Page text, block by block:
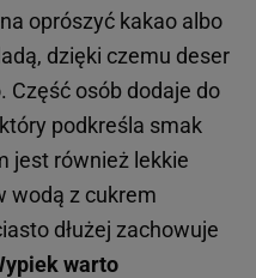
oprószyć kakao albo
dzięki czemu deser
Część osób dodaje do
podkreśla smak
jest również lekkie
wodą z cukrem
dłużej zachowuje
warto